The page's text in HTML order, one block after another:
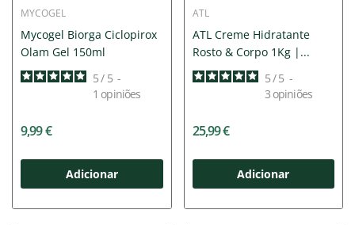
MYCOGEL
Mycogel Biorga Ciclopirox
Olam Gel 150ml
5/ 5 -
1 opiniões
9,99 €
Adicionar
ATL
ATL Creme Hidratante
Rosto & Corpo 1Kg |...
5/ 5 -
3 opiniões
25,99 €
Adicionar